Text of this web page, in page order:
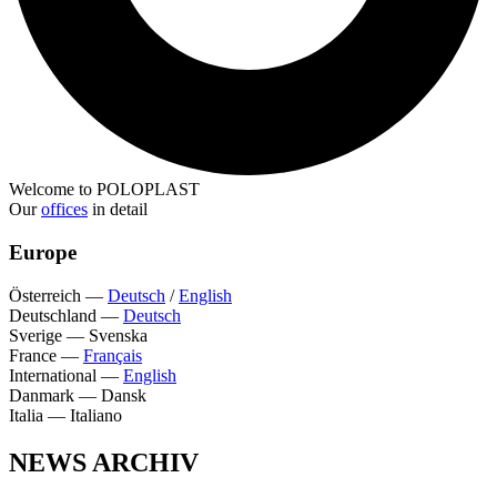
Welcome to POLOPLAST
Ouroffices in detail
Europe
Österreich — Deutsch /English
Deutschland — Deutsch
Sverige — Svenska
France — Français
International — English
Danmark — Dansk
Italia — Italiano
NEWS ARCHIV